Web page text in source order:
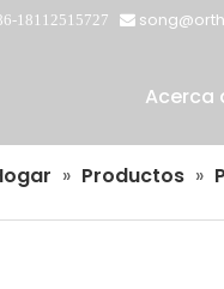
18112515727 
Acerca
» Productos »